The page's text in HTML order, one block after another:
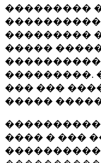
���������
���������
�����
���������.
��� ���
�����
���� � ���
����������